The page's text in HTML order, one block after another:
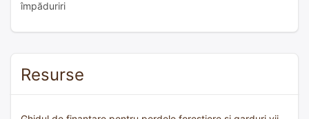
împăduriri
Resurse